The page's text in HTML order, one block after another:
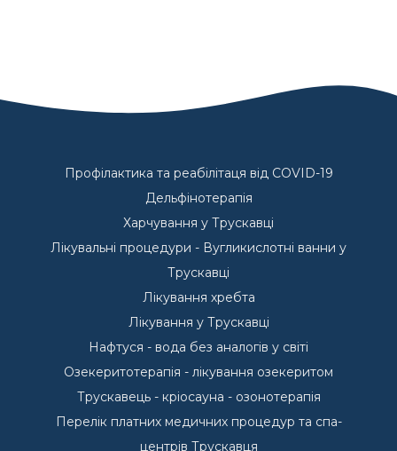
Профілактика та реабілітаця від COVID-19
Дельфінотерапія
Харчування у Трускавці
Лікувальні процедури - Вугликислотні ванни у
Трускавці
Лікування хребта
Лікування у Трускавці
Нафтуся - вода без аналогів у світі
Озекеритотерапія - лікування озекеритом
Трускавець - кріосауна - озонотерапія
Перелік платних медичних процедур та спа-
центрів Трускавця